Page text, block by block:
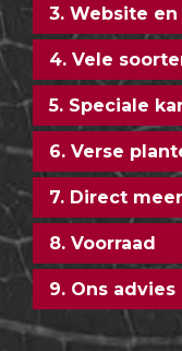
3. Website
4. Vele
5. Speciale
6. Verse
7. Direct
8. Voorraad
9. Ons advies